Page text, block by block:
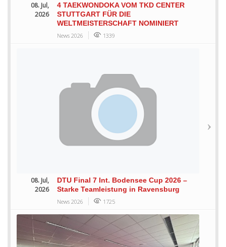
08. Jul,
2026
4 TAEKWONDOKA VOM TKD CENTER
STUTTGART FÜR DIE
WELTMEISTERSCHAFT NOMINIERT
News 2026 1339
08. Jul,
2026
DTU Final 7 Int. Bodensee Cup 2026 –
Starke Teamleistung in Ravensburg
News 2026 1725